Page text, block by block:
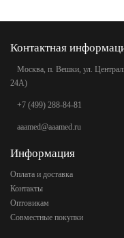
Контактная
Москва, п. Вешки, ул.
24А)
+7 (499) 288-84-81
aaamed@aaamed.ru
Информация
Оплата и доставка
Контакты
Оптовикам
Совместные покупки